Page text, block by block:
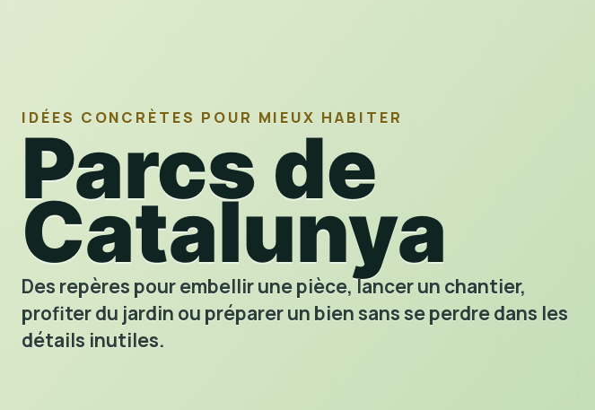
IDÉES CONCRÈTES POUR MIEUX HABITER
Parcs de
Catalunya
Des repères pour embellir une pièce, lancer un chantier,
profiter du jardin ou préparer un bien sans se perdre dans les
détails inutiles.